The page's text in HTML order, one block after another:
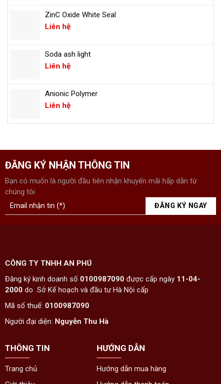
ZinC Oxide White Seal
Liên hệ
Soda ash light
Liên hệ
Anionic Polymer
Liên hệ
ĐĂNG KÝ NHẬN THÔNG TIN
Bạn có muốn là người đầu tiên nhận khuyến mãi hấp dẫn từ
chúng tôi
CÔNG TY TNHH AN PHÚ
Đăng ký kinh doanh số 0100987090được cấp ngày 11-04-
2000do Sở Kế hoạch và đầu tư Hà Nội cấp
Mã số thuế: 0100987090
Người đại diện: Nguyễn Thu Hà
THÔNG TIN
Trang chủ
HƯỚNG DẪN
Hướng dẫn mua hàng